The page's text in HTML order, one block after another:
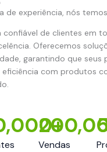
de experiência, nós
confiável de clientes em
Oferecemos
garantindo que seus
eficiência com produtos
+
Vendas